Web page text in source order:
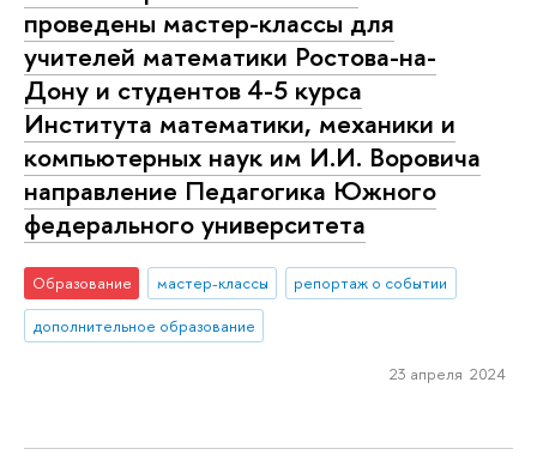
проведены мастер-классы для
учителей математики Ростова-на-
Дону и студентов 4-5 курса
Института математики, механики и
компьютерных наук им И.И. Воровича
направление Педагогика Южного
федерального университета
Образование мастер-классы
репортаж о событии
дополнительное образование
23 апреля 2024